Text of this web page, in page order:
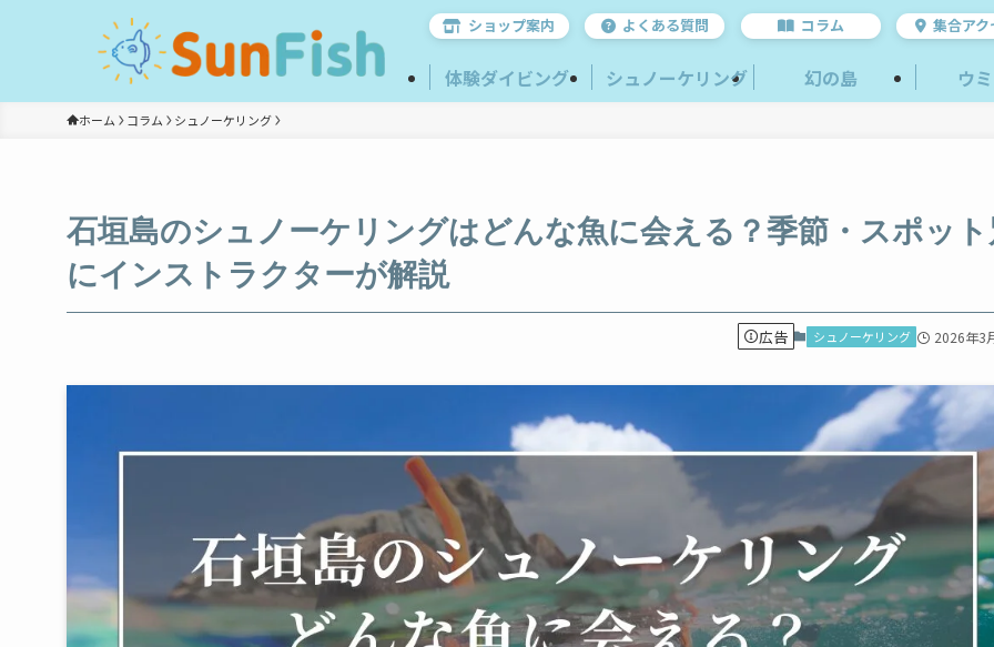
ショップ案内 よくある質問 コラム 集合アク
体験ダイビング シュノーケリング 幻の島 ウ
ホーム コラム シュノーケリング
石垣島のシュノーケリングはどんな魚に会える？季節・スポッ
にインストラクターが解説
広告 シュノーケリング 2026年3